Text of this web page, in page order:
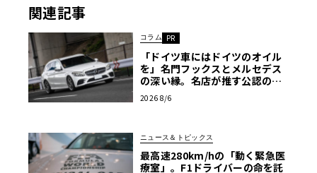
関連記事
コラム PR
「ドイツ車にはドイツのオイル
を」名門フックスとメルセデス
の深い縁。名店が推す公認の安
心と、Cクラスで味わうシルキー
な走り〈PR〉
2026 8/6
ニュース＆トピックス
最高速280km/hの「動く緊急医
療室」。F1ドライバーの命を託